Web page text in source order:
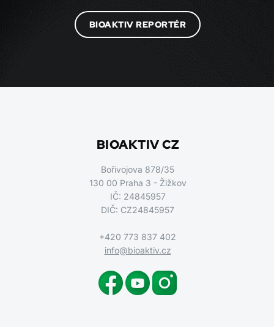
BIOAKTIV REPORTÉR
BIOAKTIV CZ
Bořivojova 878/35
130 00 Praha 3 - Žižkov
IČ: 24845957
DIČ: CZ24845957
+420 773 837 402
info@bioaktiv.cz